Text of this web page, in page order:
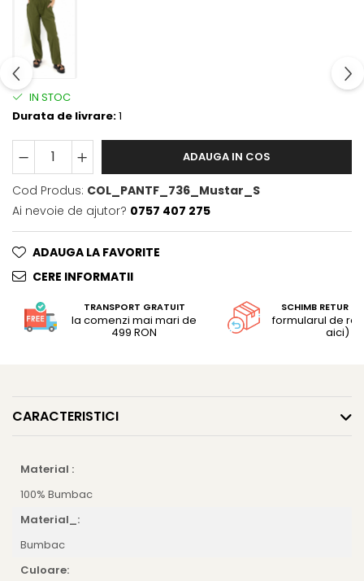
IN STOC
Durata de livrare:1
ADAUGA IN COS
Cod Produs: COL_PANTF_736_Mustar_S
Ai nevoie de ajutor? 0757 407 275
ADAUGA LA FAVORITE
CERE INFORMATII
TRANSPORT GRATUIT
la comenzi mai mari de
499 RON
SCHIMB RETUR
formularul de
aici)
CARACTERISTICI
Material :
100% Bumbac
Material_:
Bumbac
Culoare: